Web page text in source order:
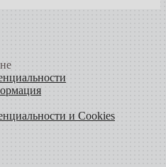
и Cookies